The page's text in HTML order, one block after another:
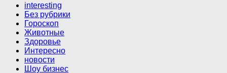
interesting
Без рубрики
Гороскоп
Животные
Здоровье
Интересно
новости
Шоу бизнес